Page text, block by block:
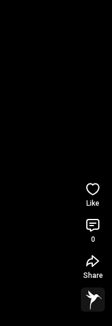
Like
0
Share